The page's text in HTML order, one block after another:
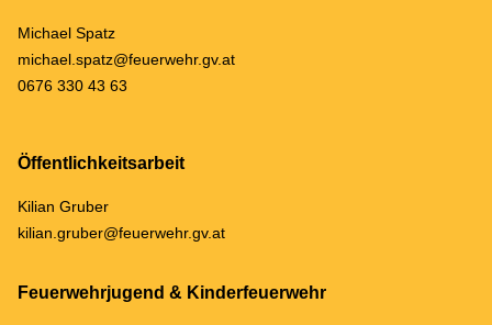
Michael Spatz
michael.spatz@feuerwehr.gv.at
0676 330 43 63
Öffentlichkeitsarbeit
Kilian Gruber
kilian.gruber@feuerwehr.gv.at
Feuerwehrjugend & Kinderfeuerwehr